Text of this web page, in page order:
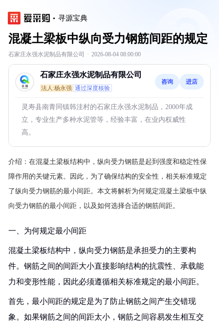
寻源宝典
混凝土梁板中纵向受力钢筋间距的规定
石家庄永强水泥制品有限公司 · 2026-08-04 08:00:00
石家庄永强水泥制品有限公司
法人:杨永强 通过深度核验
咨询 进店
灵寿县南青同镇韩洼村的石家庄永强水泥制品，2000年成
立，专业生产多种水泥管等，经验丰富，在业内权威性
高。
介绍： 在混凝土梁板结构中，纵向受力钢筋是起到强度和稳定性保
障作用的关键元素。因此，为了确保结构的安全性，相关标准规定
了纵向受力钢筋的最小间距。本文将解析为何规定混凝土梁板中纵
向受力钢筋的最小间距，以及如何选择合适的钢筋间距。
一、为何规定最小间距
混凝土梁板结构中，纵向受力钢筋是承担受力的主要构
件。钢筋之间的间距大小直接影响结构的抗震性、承载能
力和变形性能，因此必须遵循相关标准规定的最小间距。
首先，最小间距的规定是为了防止钢筋之间产生交错现
象。如果钢筋之间的间距太小，钢筋之间容易发生相互交